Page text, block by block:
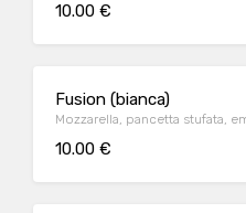
10.00 €
Fusion (bianca)
Mozzarella, pancetta stufata,
10.00 €